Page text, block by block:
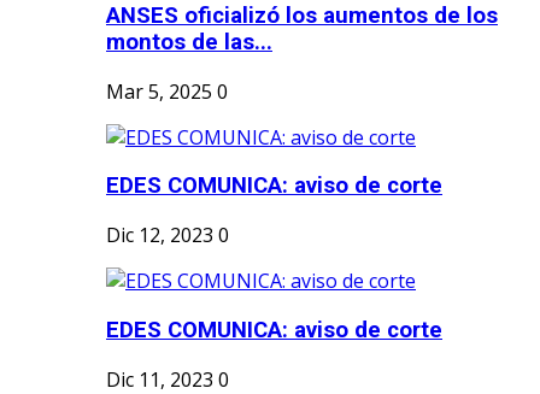
ANSES oficializó los aumentos de los
montos de las...
Mar 5, 2025 0
EDES COMUNICA: aviso de corte
Dic 12, 2023 0
EDES COMUNICA: aviso de corte
Dic 11, 2023 0